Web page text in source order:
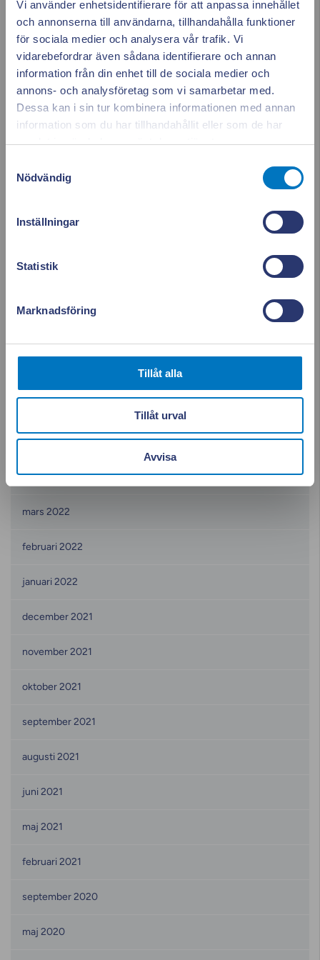
Vi använder enhetsidentifierare för att anpassa innehållet
och annonserna till användarna, tillhandahålla funktioner
för sociala medier och analysera vår trafik. Vi
vidarebefordrar även sådana identifierare och annan
information från din enhet till de sociala medier och
annons- och analysföretag som vi samarbetar med.
Dessa kan i sin tur kombinera informationen med annan
information som du har tillhandahållit eller som de har
samlat in när du har använt deras tjänster.
Nödvändig
Inställningar
Statistik
Marknadsföring
Tillåt alla
Tillåt urval
Avvisa
augusti 2023
juni 2023
maj 2023
april 2023
januari 2023
december 2022
juni 2022
maj 2022
mars 2022
februari 2022
januari 2022
december 2021
november 2021
oktober 2021
september 2021
augusti 2021
juni 2021
maj 2021
februari 2021
september 2020
maj 2020
Stäng
Appen ger dig
full koll på elen
Se vad som drar el i realtid. Använd elen smartare och
sänk dina kostnader.
Läs mer & ladda ner appen!